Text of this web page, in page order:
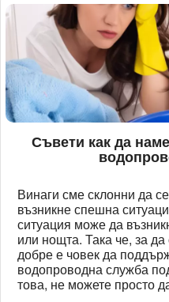
Съвети как да
Винаги сме склонни да
възникне спешна
ситуация може да
или нощта. Така че, за
добре е човек да
водопроводна служба
това, не можете просто